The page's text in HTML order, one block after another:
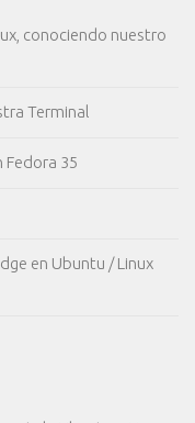
conociendo nuestro
Terminal
Fedora 35
en Ubuntu / Linux